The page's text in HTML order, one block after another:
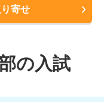
寄せ
の入試